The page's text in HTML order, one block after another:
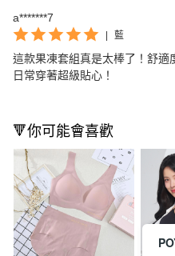
a*******7
藍
這款果凍套組真是太棒了！舒適
日常穿著超級貼心！
🔻你可能會喜歡